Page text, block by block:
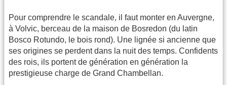
​Pour comprendre le scandale, il faut monter en Auvergne,
à Volvic, berceau de la maison de Bosredon (du latin
Bosco Rotundo, le bois rond). Une lignée si ancienne que
ses origines se perdent dans la nuit des temps. Confidents
des rois, ils portent de génération en génération la
prestigieuse charge de Grand Chambellan.